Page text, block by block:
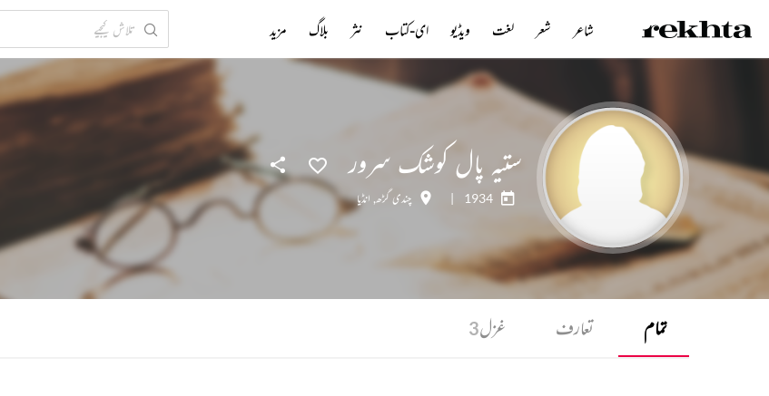
ستیہ پال کوشک سرور
1934
| چندی گڑھ, انڈیا
تمام تعارف غزل3
شاعر شعر لغت ویڈیو ای-کتاب نثر بلاگ مزید